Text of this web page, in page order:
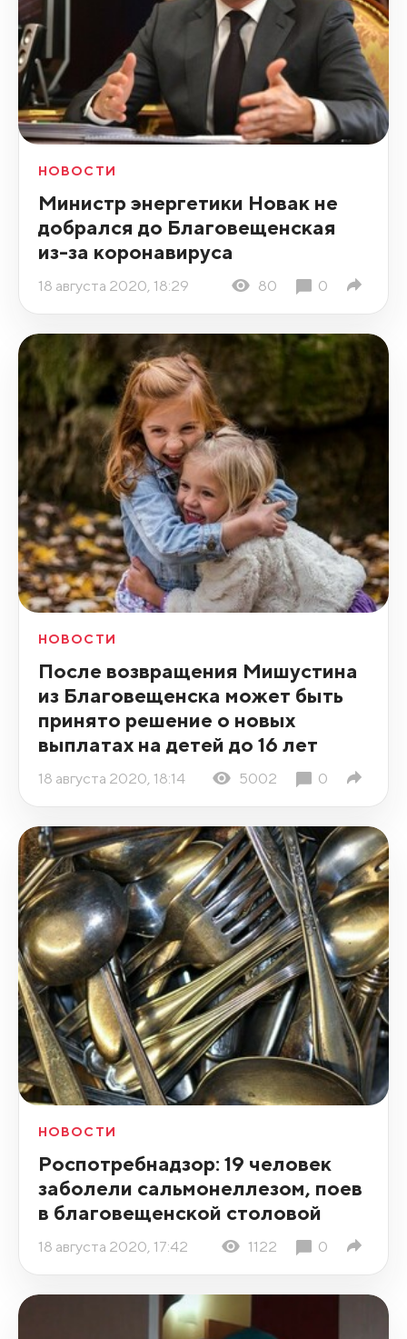
НОВОСТИ
Министр энергетики Новак не
добрался до Благовещенская
из-за коронавируса
18 августа 2020, 18:29 80 0
НОВОСТИ
После возвращения Мишустина
из Благовещенска может быть
принято решение о новых
выплатах на детей до 16 лет
18 августа 2020, 18:14 5002 0
НОВОСТИ
Роспотребнадзор: 19 человек
заболели сальмонеллезом, поев
в благовещенской столовой
18 августа 2020, 17:42 1122 0